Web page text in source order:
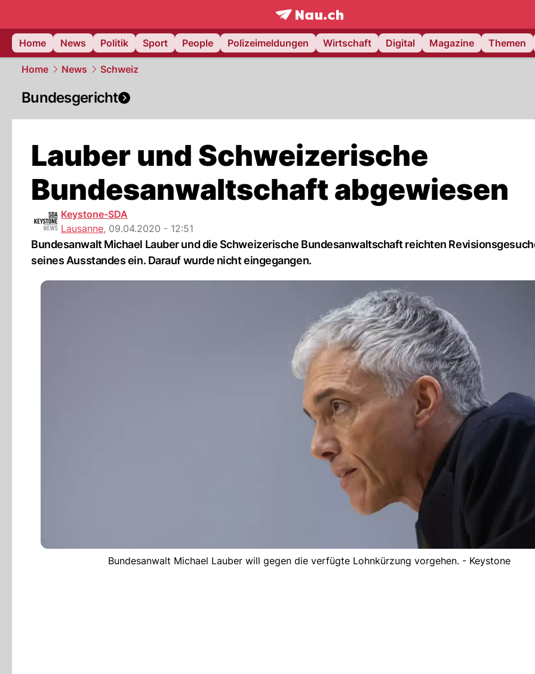
frontpage.NAU.ch
Home
News Politik Sport People Polizeimeldungen Wirtschaft Digital Magazine Themen
Home News Schweiz
Bundesgericht
Lauber und Schweizerische
Bundesanwaltschaft abgewiesen
Keystone-SDA
Lausanne, 09.04.2020 - 12:51
Bundesanwalt Michael Lauber und die Schweizerische Bundesanwaltschaft reichten
seines Ausstandes ein. Darauf wurde nicht eingegangen.
Bundesanwalt Michael Lauber will gegen die verfügte Lohnkürzung vorgehen. - Keystone